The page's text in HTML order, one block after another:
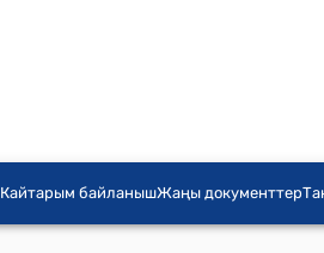
Кайтарым байланышЖаңы документтер